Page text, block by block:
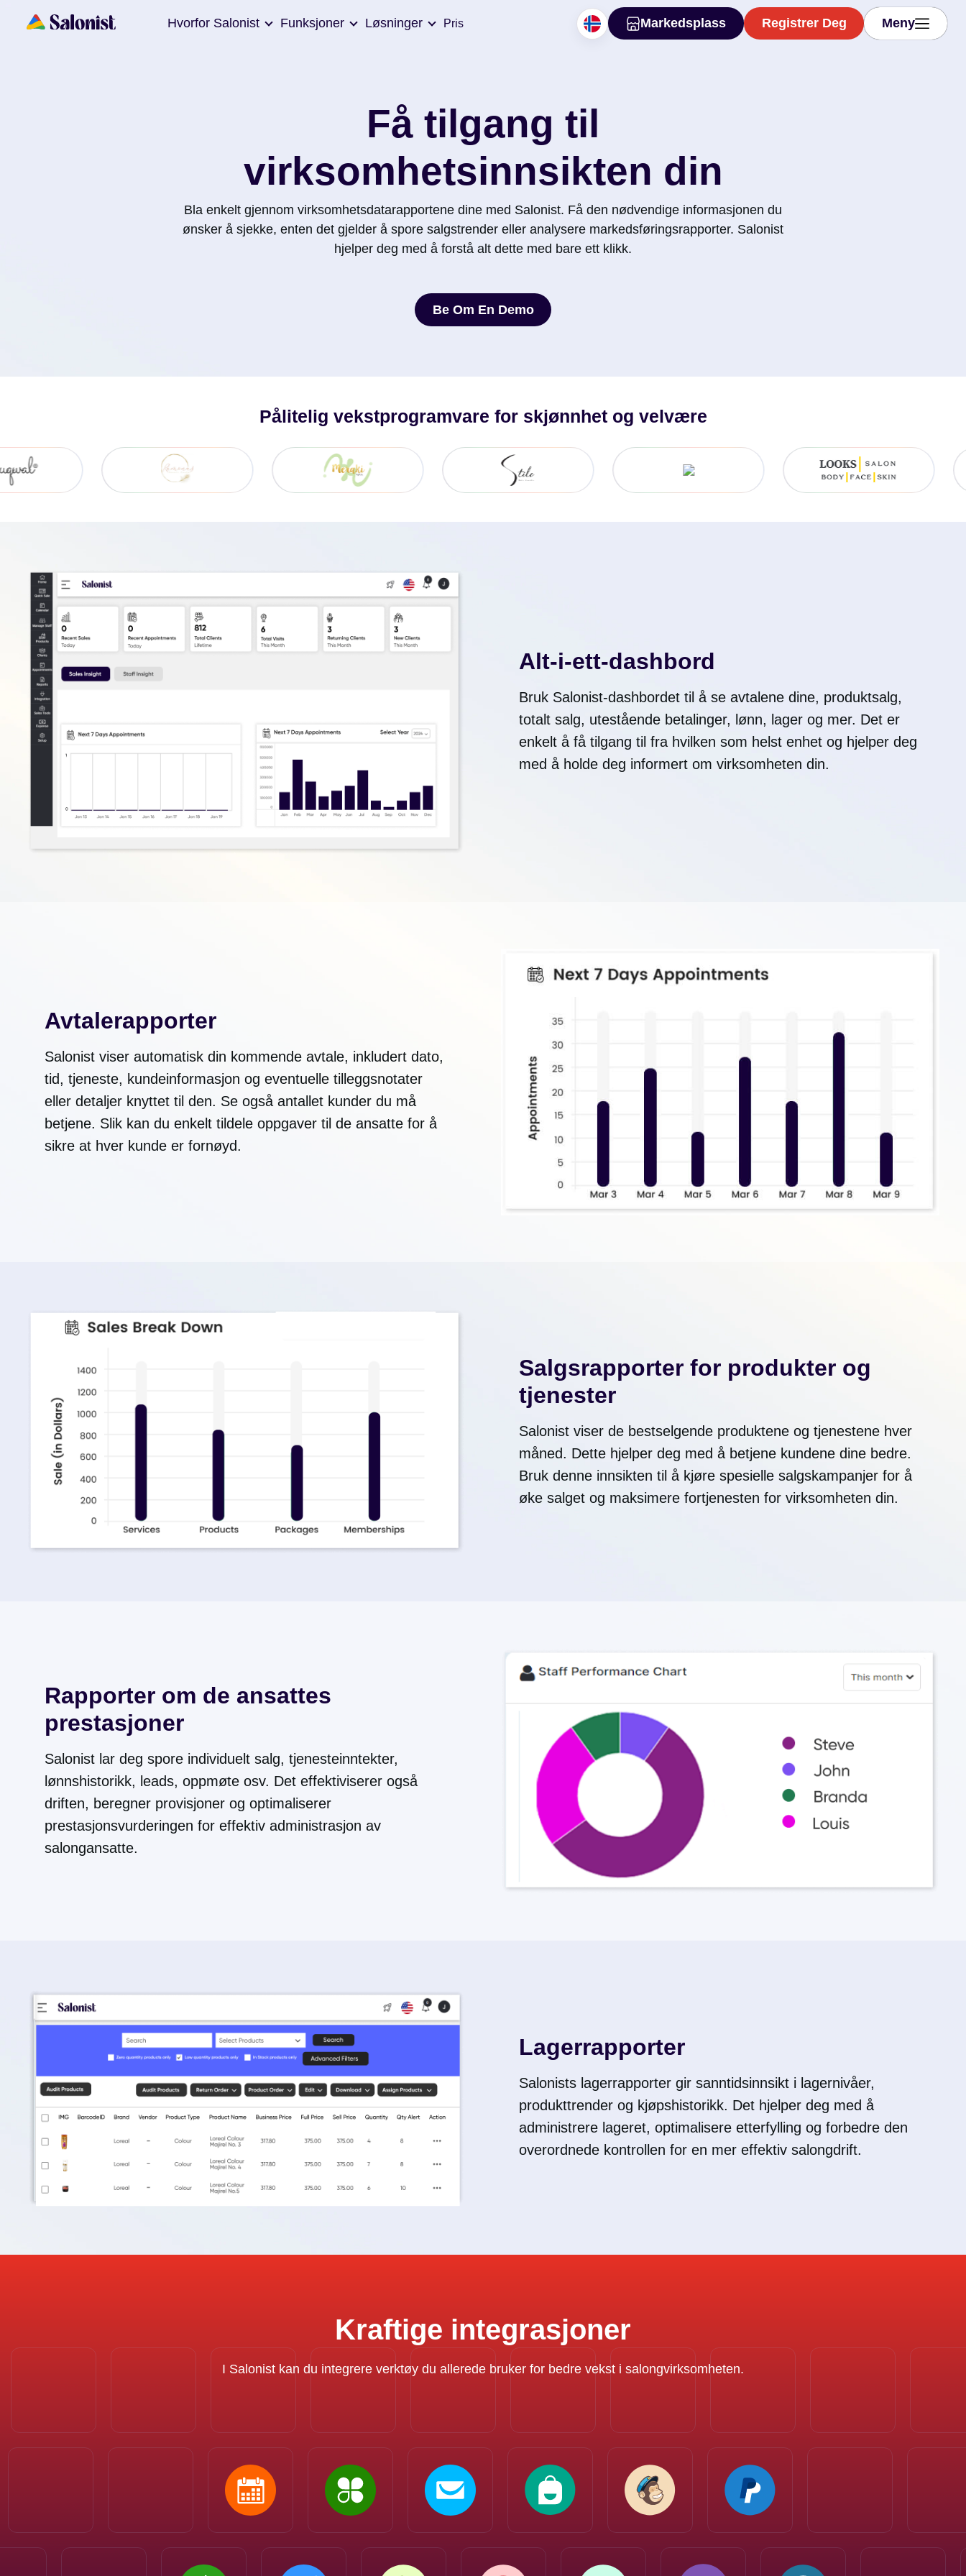
Hvorfor Salonist Funksjoner Løsninger Pris Markedsplass Registrer Deg Meny
Få tilgang til
virksomhetsinnsikten din
Bla enkelt gjennom virksomhetsdatarapportene dine med Salonist. Få den nødvendige informasjonen du
ønsker å sjekke, enten det gjelder å spore salgstrender eller analysere markedsføringsrapporter. Salonist
hjelper deg med å forstå alt dette med bare ett klikk.
Be Om En Demo
Pålitelig vekstprogramvare for skjønnhet og velvære
Alt-i-ett-dashbord
Bruk Salonist-dashbordet til å se avtalene dine, produktsalg,
totalt salg, utestående betalinger, lønn, lager og mer. Det er
enkelt å få tilgang til fra hvilken som helst enhet og hjelper deg
med å holde deg informert om virksomheten din.
Avtalerapporter
Salonist viser automatisk din kommende avtale, inkludert dato,
tid, tjeneste, kundeinformasjon og eventuelle tilleggsnotater
eller detaljer knyttet til den. Se også antallet kunder du må
betjene. Slik kan du enkelt tildele oppgaver til de ansatte for å
sikre at hver kunde er fornøyd.
Salgsrapporter for produkter og
tjenester
Salonist viser de bestselgende produktene og tjenestene hver
måned. Dette hjelper deg med å betjene kundene dine bedre.
Bruk denne innsikten til å kjøre spesielle salgskampanjer for å
øke salget og maksimere fortjenesten for virksomheten din.
Rapporter om de ansattes
prestasjoner
Salonist lar deg spore individuelt salg, tjenesteinntekter,
lønnshistorikk, leads, oppmøte osv. Det effektiviserer også
driften, beregner provisjoner og optimaliserer
prestasjonsvurderingen for effektiv administrasjon av
salongansatte.
Lagerrapporter
Salonists lagerrapporter gir sanntidsinnsikt i lagernivåer,
produkttrender og kjøpshistorikk. Det hjelper deg med å
administrere lageret, optimalisere etterfylling og forbedre den
overordnede kontrollen for en mer effektiv salongdrift.
Kraftige integrasjoner
I Salonist kan du integrere verktøy du allerede bruker for bedre vekst i salongvirksomheten.